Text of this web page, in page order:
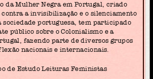
da Mulher Negra em Portugal, criado
a invisibilização e o silenciamento
sociedade portuguesa, tem participado
público sobre o Colonialismo e a
fazendo parte de diversos grupos
nacionais e internacionais.
de Estudo Leituras Feministas